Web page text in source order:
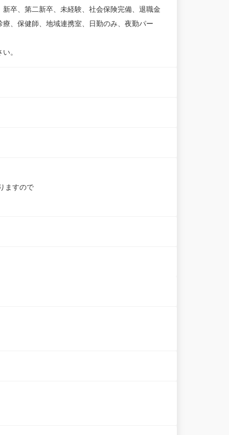
卒、第二新卒、未経験、社会保険完備、退職金
、保健師、地域連携室、日勤のみ、夜勤パー
。
ますので